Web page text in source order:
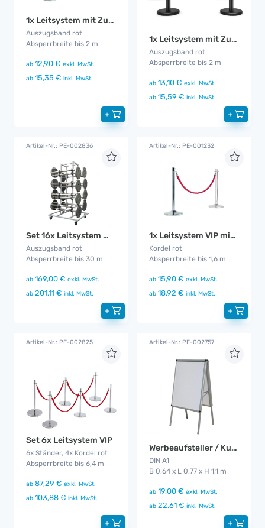
1x Leitsystem mit Zugband
Auszugsband rot
Absperrbreite bis 2 m
ab 12,90 € exkl. MwSt.
ab 15,35 € inkl. MwSt.
+
1x Leitsystem mit Zugband Schwarz
Auszugsband rot
Absperrbreite bis 2 m
ab 13,10 € exkl. MwSt.
ab 15,59 € inkl. MwSt.
+
Artikel-Nr.: PE-002836
Set 16x Leitsystem mit Zugband
Auszugsband rot
Absperrbreite bis 30 m
ab 169,00 € exkl. MwSt.
ab 201,11 € inkl. MwSt.
+
Artikel-Nr.: PE-001232
1x Leitsystem VIP mit Kordel
Kordel rot
Absperrbreite bis 1,6 m
ab 15,90 € exkl. MwSt.
ab 18,92 € inkl. MwSt.
+
Artikel-Nr.: PE-002825
Set 6x Leitsystem VIP
6x Ständer, 4x Kordel rot
Absperrbreite bis 6,4 m
ab 87,29 € exkl. MwSt.
ab 103,88 € inkl. MwSt.
+
Artikel-Nr.: PE-002757
Werbeaufsteller / Kundenstopper
DIN A1
B 0,64 x L 0,77 x H 1,1 m
ab 19,00 € exkl. MwSt.
ab 22,61 € inkl. MwSt.
+